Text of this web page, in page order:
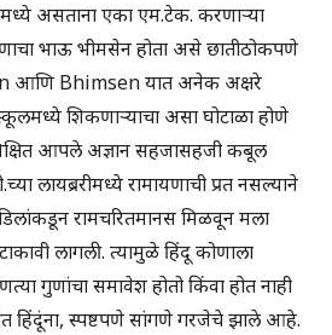
असताना एका एम.टेक. करणाऱ्या
भाऊ भीमसेन होता असे छातीठोकपणे
आणि Bhimsen यात अनेक अक्षरे
शिकणाऱ्याचा असा घोटाळा होणे
आपले अज्ञान सहजासहजी कबूल
लायब्ररीमध्ये रामायणाची प्रत नसल्याने
रामचरितमानस मिळवून मला
लागली. त्यामुळे हिंदू कोणाला
गुणांचा समावेश होतो किंवा होत नाही
हिंदूंना, स्पष्टपणे सांगणे गरजेचे झाले आहे.